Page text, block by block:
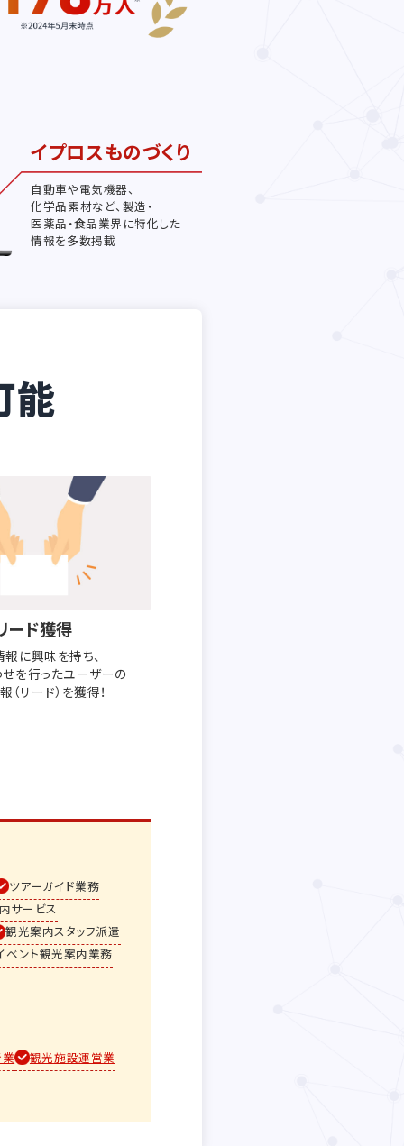
イプロスものづくり
自動車や電気機器、
化学品素材など、製造・
医薬品・食品業界に特化した
情報を多数掲載
能
ード獲得
に興味を持ち、
を行ったユーザーの
（リード）を獲得！
ツアーガイド業務
サービス
観光案内スタッフ派遣
ベント観光案内業務
観光施設運営業